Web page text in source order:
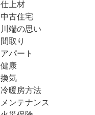
仕上材
中古住宅
川端の思い
間取り
アパート
健康
換気
冷暖房方法
メンテナンス